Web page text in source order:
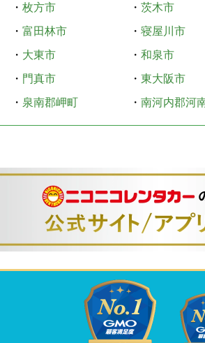
・ 枚方市 ・ 茨木市
・ 富田林市 ・ 寝屋川市
・ 大東市 ・ 和泉市
・ 門真市 ・ 東大阪市
・ 泉南郡岬町 ・ 南河内郡河